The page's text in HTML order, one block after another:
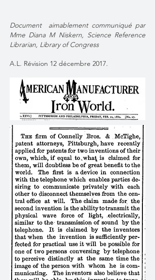
Document aimablement communiqué par
Mme Diana M Niskern, Science Reference
Librarian, Library of Congress​
A.L. Révision 12 décembre 2017.